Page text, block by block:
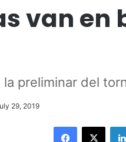
van en
la preliminar del
29, 2019
Facebook
X